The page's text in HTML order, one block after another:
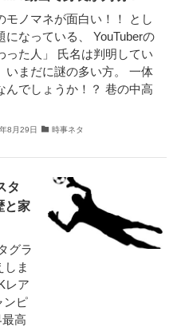
モノマネが面白い！！ とし
になっている、 YouTuberの
った人」 氏名は判明してい
いまだに謎の多い方。 一体
んでしょうか！？ 巷の中高
8月29日 時事ネタ
タ
と家
グラ
しま
レア
ンピ
高